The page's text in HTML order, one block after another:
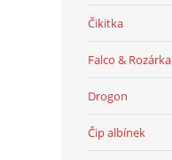
Čikitka
Falco & Rozárka
Drogon
Čip albínek